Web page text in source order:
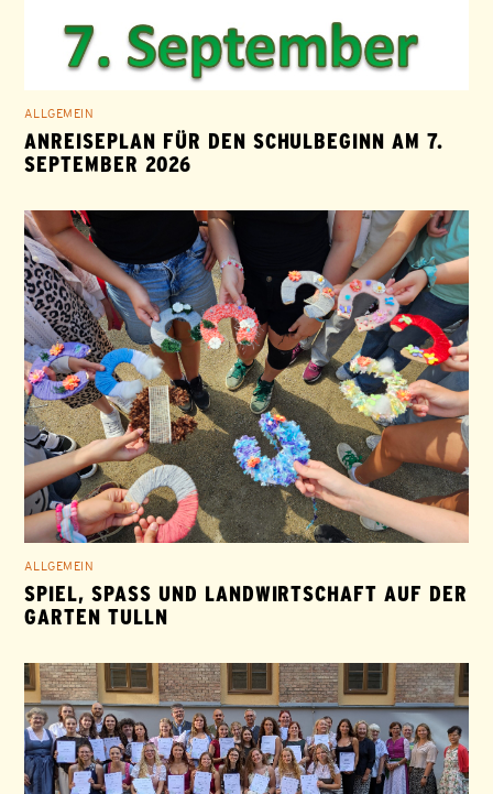
ALLGEMEIN
ANREISEPLAN FÜR DEN SCHULBEGINN AM 7.
SEPTEMBER 2026
ALLGEMEIN
SPIEL, SPASS UND LANDWIRTSCHAFT AUF DER G
ARTEN TULLN